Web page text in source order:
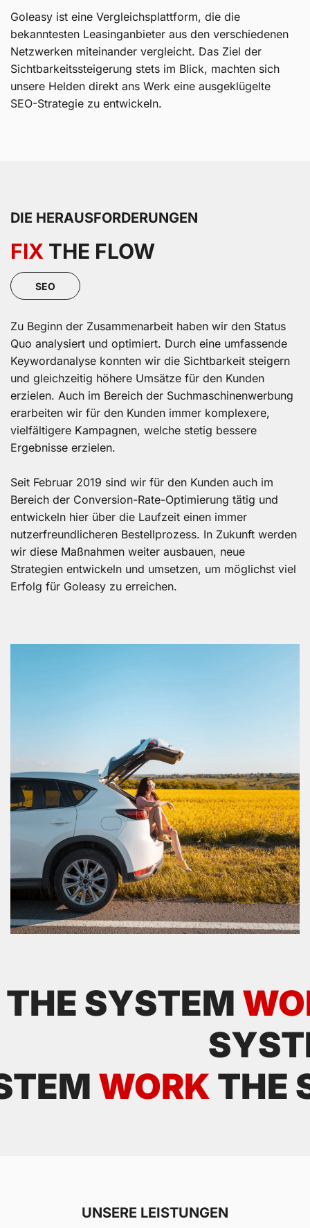
Goleasy ist eine Vergleichsplattform, die die
bekanntesten Leasinganbieter aus den verschiedenen
Netzwerken miteinander vergleicht. Das Ziel der
Sichtbarkeitssteigerung stets im Blick, machten sich
unsere Helden direkt ans Werk eine ausgeklügelte
SEO-Strategie zu entwickeln.
DIE HERAUSFORDERUNGEN
FIX THE FLOW
SEO
Zu Beginn der Zusammenarbeit haben wir den Status
Quo analysiert und optimiert. Durch eine umfassende
Keywordanalyse konnten wir die Sichtbarkeit steigern
und gleichzeitig höhere Umsätze für den Kunden
erzielen. Auch im Bereich der Suchmaschinenwerbung
erarbeiten wir für den Kunden immer komplexere,
vielfältigere Kampagnen, welche stetig bessere
Ergebnisse erzielen.
Seit Februar 2019 sind wir für den Kunden auch im
Bereich der Conversion-Rate-Optimierung tätig und
entwickeln hier über die Laufzeit einen immer
nutzerfreundlicheren Bestellprozess. In Zukunft werden
wir diese Maßnahmen weiter ausbauen, neue
Strategien entwickeln und umsetzen, um möglichst viel
Erfolg für Goleasy zu erreichen.
THE SYSTEM
WORK THE
UNSERE LEISTUNGEN